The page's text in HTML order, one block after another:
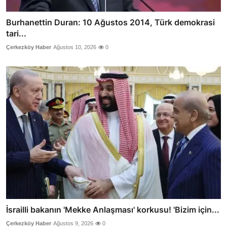
Burhanettin Duran: 10 Ağustos 2014, Türk demokrasi
tari...
Çerkezköy Haber Ağustos 10, 2026 0
İsrailli bakanın 'Mekke Anlaşması' korkusu! 'Bizim için...
Çerkezköy Haber Ağustos 9, 2026 0